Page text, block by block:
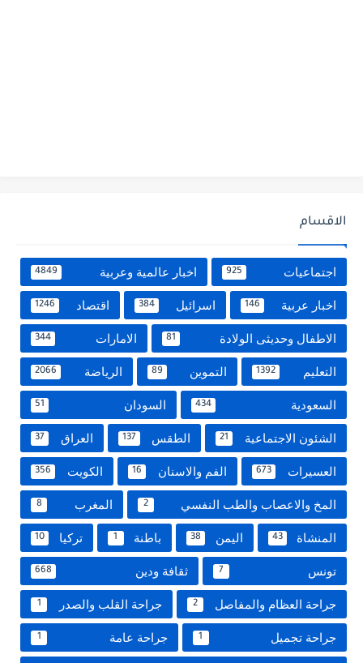
الاقسام
اجتماعيات 925 اخبار عالمية وعربية 4849
اخبار عربية 146 اسرائيل 384 اقتصاد 1246
الاطفال وحديثى الولادة 81 الامارات 344
التعليم 1392 التموين 89 الرياضة 2066
السعودية 434 السودان 51
الشئون الاجتماعية 21 الطقس 137 العراق 37
العسيرات 673 الفم والاسنان 16 الكويت 356
المخ والاعصاب والطب النفسي 2 المغرب 8
المنشاة 43 اليمن 38 باطنة 1 تركيا 10
تونس 7 ثقافة ودين 668
جراحة العظام والمفاصل 2 جراحة القلب والصدر 1
جراحة تجميل 1 جراحة عامة 1